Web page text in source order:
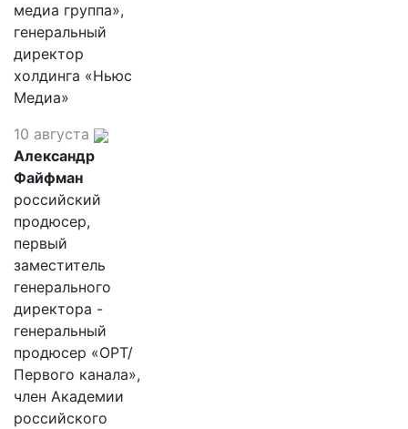
медиа группа»,
генеральный
директор
холдинга «Ньюс
Медиа»
10 августа
Александр
Файфман
российский
продюсер,
первый
заместитель
генерального
директора -
генеральный
продюсер «ОРТ/
Первого канала»,
член Академии
российского